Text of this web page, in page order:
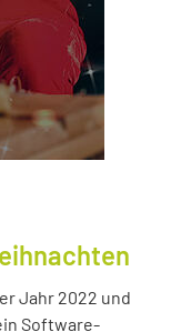
Jahr 2022 und
Software-